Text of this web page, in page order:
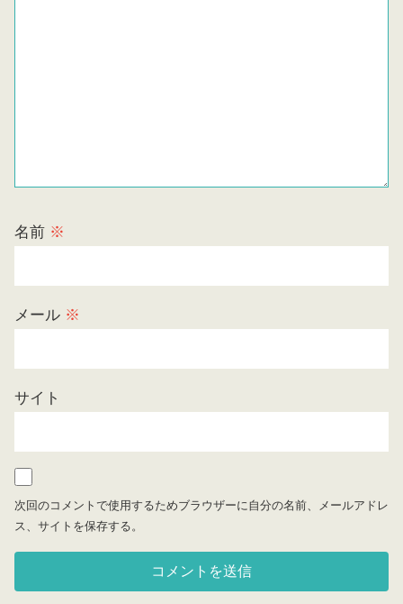
名前 ※
メール ※
サイト
次回のコメントで使用するためブラウザーに自分の名前、メールアドレ
ス、サイトを保存する。